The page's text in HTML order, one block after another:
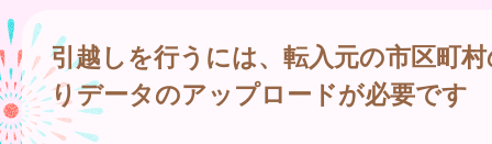
引越しを行うには、転入元の市区町
りデータのアップロードが必要です